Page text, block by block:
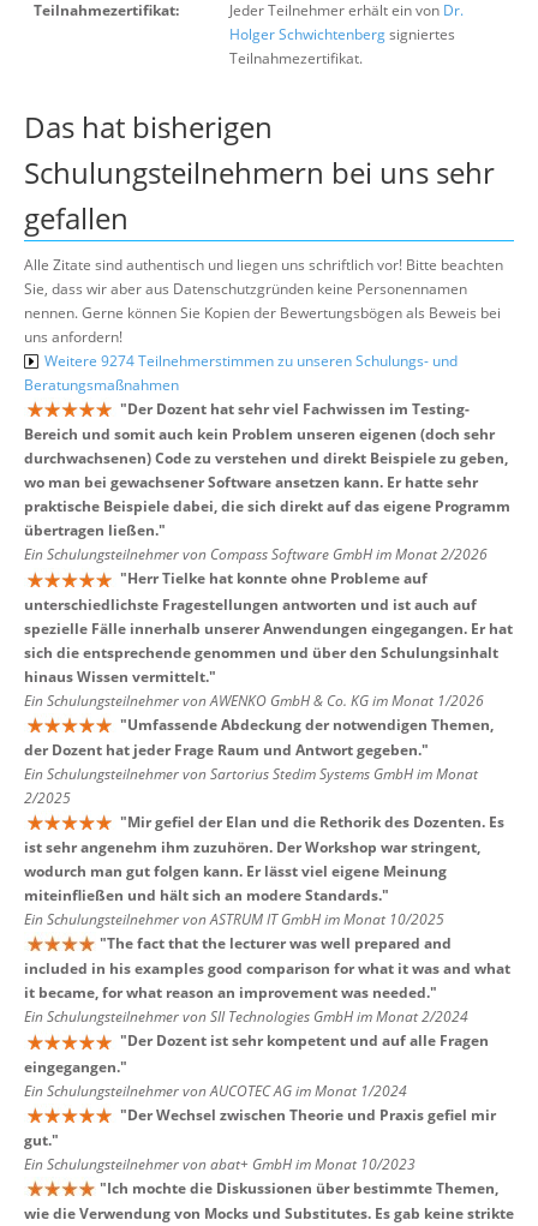
Teilnahmezertifikat: Jeder Teilnehmer erhält ein von Dr.
Holger Schwichtenbergsigniertes
Teilnahmezertifikat.
Das hat bisherigen
Schulungsteilnehmern bei uns sehr
gefallen
Alle Zitate sind authentisch und liegen uns schriftlich vor! Bitte beachten
Sie, dass wir aber aus Datenschutzgründen keine Personennamen
nennen. Gerne können Sie Kopien der Bewertungsbögen als Beweis bei
uns anfordern!
Weitere 9274 Teilnehmerstimmen zu unseren Schulungs- und
Beratungsmaßnahmen
"Der Dozent hat sehr viel Fachwissen im Testing-
Bereich und somit auch kein Problem unseren eigenen (doch sehr
durchwachsenen) Code zu verstehen und direkt Beispiele zu geben,
wo man bei gewachsener Software ansetzen kann. Er hatte sehr
praktische Beispiele dabei, die sich direkt auf das eigene Programm
übertragen ließen."
Ein Schulungsteilnehmer von Compass Software GmbH im Monat 2/2026
"Herr Tielke hat konnte ohne Probleme auf
unterschiedlichste Fragestellungen antworten und ist auch auf
spezielle Fälle innerhalb unserer Anwendungen eingegangen. Er hat
sich die entsprechende genommen und über den Schulungsinhalt
hinaus Wissen vermittelt."
Ein Schulungsteilnehmer von AWENKO GmbH & Co. KG im Monat 1/2026
"Umfassende Abdeckung der notwendigen Themen,
der Dozent hat jeder Frage Raum und Antwort gegeben."
Ein Schulungsteilnehmer von Sartorius Stedim Systems GmbH im Monat
2/2025
"Mir gefiel der Elan und die Rethorik des Dozenten. Es
ist sehr angenehm ihm zuzuhören. Der Workshop war stringent,
wodurch man gut folgen kann. Er lässt viel eigene Meinung
miteinfließen und hält sich an modere Standards."
Ein Schulungsteilnehmer von ASTRUM IT GmbH im Monat 10/2025
"The fact that the lecturer was well prepared and
included in his examples good comparison for what it was and what
it became, for what reason an improvement was needed."
Ein Schulungsteilnehmer von SII Technologies GmbH im Monat 2/2024
"Der Dozent ist sehr kompetent und auf alle Fragen
eingegangen."
Ein Schulungsteilnehmer von AUCOTEC AG im Monat 1/2024
"Der Wechsel zwischen Theorie und Praxis gefiel mir
gut."
Ein Schulungsteilnehmer von abat+ GmbH im Monat 10/2023
"Ich mochte die Diskussionen über bestimmte Themen,
wie die Verwendung von Mocks und Substitutes. Es gab keine strikte